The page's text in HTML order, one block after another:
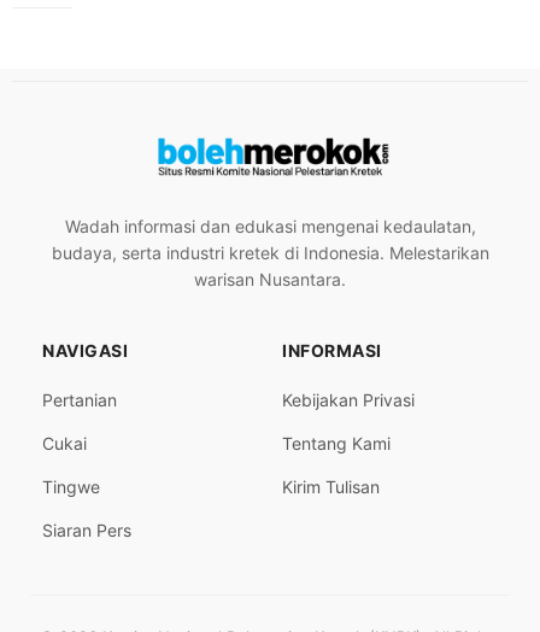
Wadah informasi dan edukasi mengenai kedaulatan,
budaya, serta industri kretek di Indonesia. Melestarikan
warisan Nusantara.
NAVIGASI
Pertanian
Cukai
Tingwe
Siaran Pers
INFORMASI
Kebijakan Privasi
Tentang Kami
Kirim Tulisan